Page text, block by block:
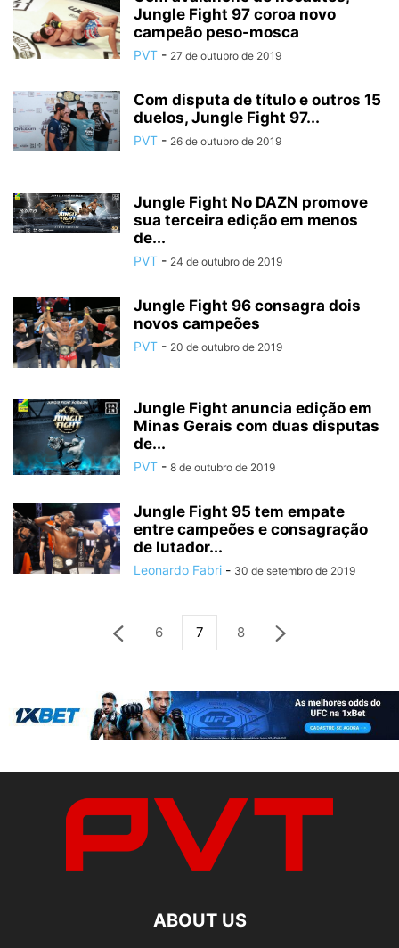
Jungle Fight 97 coroa novo
campeão peso-mosca
PVT - 27 de outubro de 2019
Com disputa de título e outros 15
duelos, Jungle Fight 97...
PVT - 26 de outubro de 2019
Jungle Fight No DAZN promove
sua terceira edição em menos
de...
PVT - 24 de outubro de 2019
Jungle Fight 96 consagra dois
novos campeões
PVT - 20 de outubro de 2019
Jungle Fight anuncia edição em
Minas Gerais com duas disputas
de...
PVT - 8 de outubro de 2019
Jungle Fight 95 tem empate
entre campeões e consagração
de lutador...
Leonardo Fabri - 30 de setembro de 2019
6 7 8
ABOUT US